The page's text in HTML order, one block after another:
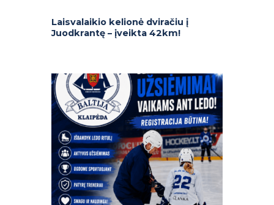
Laisvalaikio kelionė dviračiu į
Juodkrantę – įveikta 42km!